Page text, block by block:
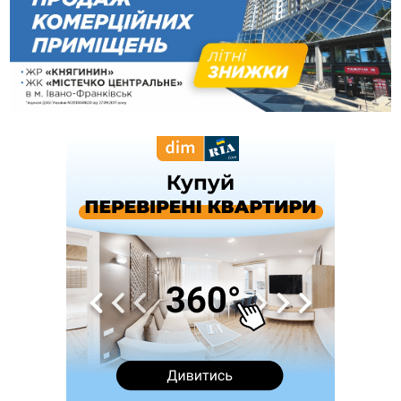
вкрав із супермаркету пляшку віскі за 8,5 тисяч
09:53
В урочищі біля Галича археологи відкопали давньоруську
вагову гирку XII–XIII століть
09:39
У Франківську медики провели серію складних операцій
на аорті
У Богородчанах на "зебрі" водій Audi наїхав на
Загальна площа всіх книгарень України - трохи більше ніж 6
футбольних полів
На "зебрі" у Франківську два мотоциклісти збили жінку
Прикарпаття серед лідерів за будівництвом новобудов і
рекордсмен за зростанням цін на житло
Де безпечно купатися на Прикарпатті?
У Франківську дружина загиблого воїна створила
організацію «КОД 7'Я», аби підтримувати військових та їхні
У Коломиї на одній з вулиць встановлять комплекс
автоматичної фіксації швидкості